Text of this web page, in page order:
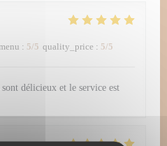
: 5/5 quality_price : 5/5
délicieux et le service est